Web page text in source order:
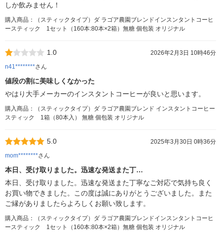
しか飲みません！
購入商品：（スティックタイプ）ダ ラゴア農園ブレンドインスンタントコーヒ
ースティック 1セット（160本:80本×2箱）無糖 個包装 オリジナル
1.0
2026年2月3日 10時46分
n41********さん
値段の割に美味しくなかった
やはり大手メーカーのインスタントコーヒーが良いと思います。
購入商品：（スティックタイプ）ダ ラゴア農園ブレンド インスタントコーヒー
スティック 1箱（80本入） 無糖 個包装 オリジナル
5.0
2025年3月30日 0時36分
mom********さん
本日、受け取りました。迅速な発送また丁…
本日、受け取りました。迅速な発送また丁寧なご対応で気持ち良く
お買い物できました。この度は誠にありがとうございました。また
ご縁がありましたらよろしくお願い致します。
購入商品：（スティックタイプ）ダ ラゴア農園ブレンドインスンタントコーヒ
ースティック 1セット（160本:80本×2箱）無糖 個包装 オリジナル